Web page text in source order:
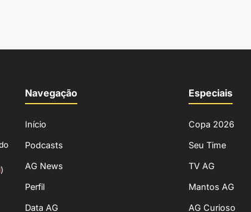
)
Navegação
Início
Podcasts
AG News
Perfil
Data AG
Especiais
Copa 2026
Seu Time
TV AG
Mantos AG
AG Curioso